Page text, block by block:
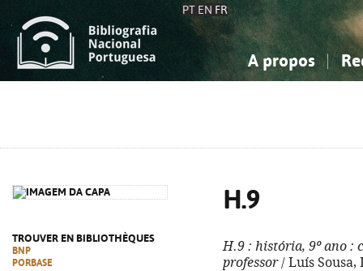
PT EN FR
A propos
TROUVER EN BIBLIOTHÈQUES
BNP
PORBASE
H.9
H.9 : história, 9º ano :
professor/ Luís Sousa,